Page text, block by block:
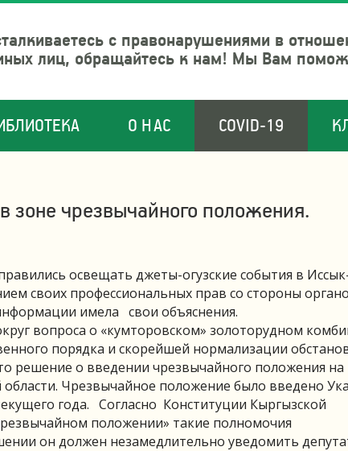
с правонарушениями в
лиц, обращайтесь к нам! Мы Вам
О НАС COVID-19
зоне чрезвычайного положения.
освещать джеты-огузские события в
своих профессиональных прав со стороны
имела свои объяснения.
вопроса о «кумторовском» золоторудном
порядка и скорейшей нормализации
решение о введении чрезвычайного положения на
Чрезвычайное положение было введено
года. Согласно Конституции Кыргызской
положении» такие полномочия
он должен незамедлительно уведомить